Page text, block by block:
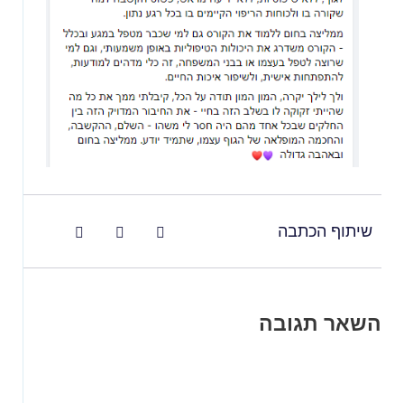
שיתוף הכתבה
השאר תגובה